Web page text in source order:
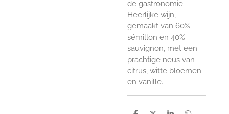
de gastronomie.
Heerlijke wijn,
gemaakt van 60%
sémillon en 40%
sauvignon, met een
prachtige neus van
citrus, witte bloemen
en vanille.